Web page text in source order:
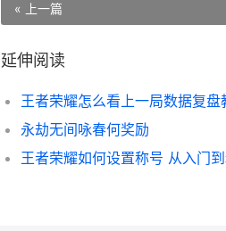
« 上一篇
延伸阅读
永劫无间咏春何奖励
王者荣耀如何设置称号 从入门